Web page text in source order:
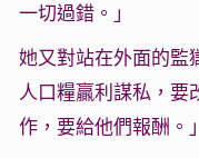
一切過錯。」
她又對站在外面的監
人口糧贏利謀私，要
作，要給他們報酬。」